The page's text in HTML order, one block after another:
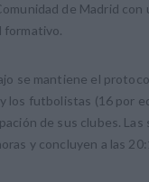
de Madrid con
formativo.
se mantiene el
los futbolistas (16 por
de sus clubes. Las
y concluyen a las